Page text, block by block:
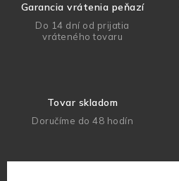
Garancia vrátenia peňazí
Do 14 dní od prijatia
vráteného tovaru
Tovar skladom
Doručíme do 48 hodín